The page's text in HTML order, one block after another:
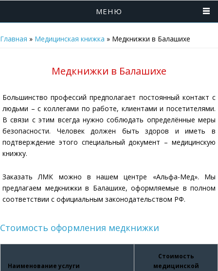
МЕНЮ
Главная » Медицинская книжка » Медкнижки в Балашихе
Медкнижки в Балашихе
Большинство профессий предполагает постоянный контакт с
людьми – с коллегами по работе, клиентами и посетителями.
В связи с этим всегда нужно соблюдать определённые меры
безопасности. Человек должен быть здоров и иметь в
подтверждение этого специальный документ – медицинскую
книжку.
Заказать ЛМК можно в нашем центре «Альфа-Мед». Мы
предлагаем медкнижки в Балашихе, оформляемые в полном
соответствии с официальным законодательством РФ.
Стоимость оформления медкнижки
Наименование услуги
Стоимость
медицинской